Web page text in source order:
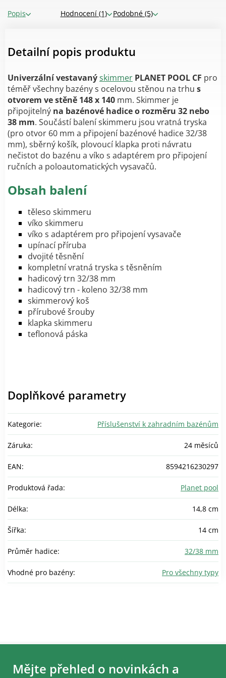
Popis Podobné (5)
Hodnocení (1)
Detailní popis produktu
Univerzální vestavanýskimmer PLANET POOL CF pro
téměř všechny bazény s ocelovou stěnou na trhu s
otvorem ve stěně 148 x 140 mm. Skimmer je
připojitelný na bazénové hadice o rozměru 32 nebo
38 mm. Součástí balení skimmeru jsou vratná tryska
(pro otvor 60 mm a připojení bazénové hadice 32/38
mm), sběrný košík, plovoucí klapka proti návratu
nečistot do bazénu a víko s adaptérem pro připojení
ručních a poloautomatických vysavačů.
Obsah balení
těleso skimmeru
víko skimmeru
víko s adaptérem pro připojení vysavače
upínací příruba
dvojité těsnění
kompletní vratná tryska s těsněním
hadicový trn 32/38 mm
hadicový trn - koleno 32/38 mm
skimmerový koš
přírubové šrouby
klapka skimmeru
teflonová páska
Doplňkové parametry
Kategorie: Příslušenství k zahradním bazénům
Záruka: 24 měsíců
EAN: 8594216230297
Produktová řada: Planet pool
Délka: 14,8 cm
Šířka: 14 cm
Průměr hadice: 32/38 mm
Vhodné pro bazény: Pro všechny typy
Z
Mějte přehled o novinkách a